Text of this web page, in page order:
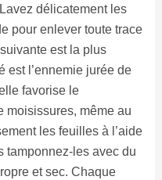
délicatement les
pour enlever toute trace
est la plus
est l’ennemie jurée de
favorise le
moisissures, même au
les feuilles à l’aide
tamponnez-les avec du
et sec. Chaque